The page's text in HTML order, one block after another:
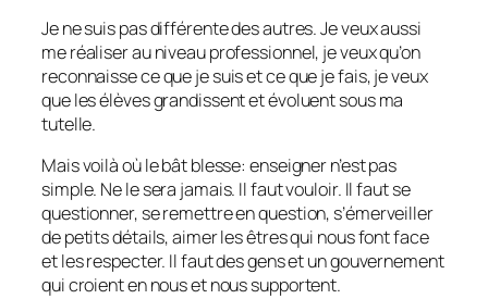
Je ne suis pas différente des autres. Je veux aussi
me réaliser au niveau professionnel, je veux qu’on
reconnaisse ce que je suis et ce que je fais, je veux
que les élèves grandissent et évoluent sous ma
tutelle.
Mais voilà où le bât blesse: enseigner n’est pas
simple. Ne le sera jamais. Il faut vouloir. Il faut se
questionner, se remettre en question, s’émerveiller
de petits détails, aimer les êtres qui nous font face
et les respecter. Il faut des gens et un gouvernement
qui croient en nous et nous supportent.